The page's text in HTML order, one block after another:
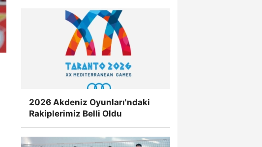
2026 Akdeniz Oyunları'ndaki
Rakiplerimiz Belli Oldu